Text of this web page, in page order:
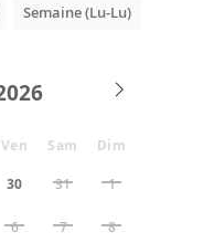
Semaine (Lu-Lu)
Ven Sam Dim
30 31 1
6 7 8